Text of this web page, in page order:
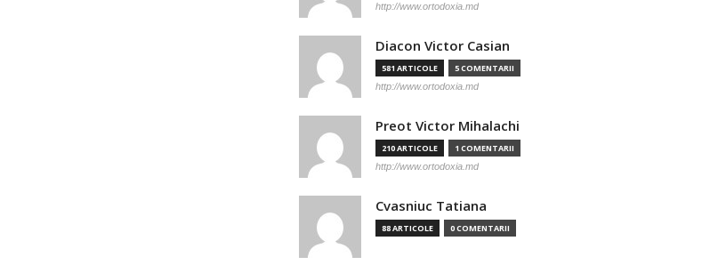
http://www.ortodoxia.md
Diacon Victor Casian
581 ARTICOLE 5 COMENTARII
http://www.ortodoxia.md
Preot Victor Mihalachi
210 ARTICOLE 1 COMENTARII
http://www.ortodoxia.md
Cvasniuc Tatiana
88 ARTICOLE 0 COMENTARII